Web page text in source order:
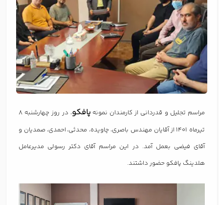
مراسم تجلیل و قدردانی از کارمندان نمونه پافکو
، در روز چهارشنبه 8
تیرماه 1401 از آقایان مهندس باصری، چاویده، محدثی، احمدی، صمدیان و
آقای فیضی بعمل آمد. در این مراسم آقای دکتر رسولی مدیرعامل
هلدینگ پافکو حضور داشتند.